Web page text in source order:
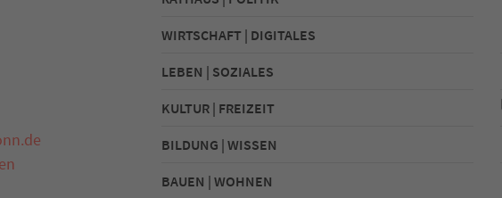
WIRTSCHAFT | DIGITALES
LEBEN | SOZIALES
KULTUR | FREIZEIT
BILDUNG | WISSEN
BAUEN | WOHNEN